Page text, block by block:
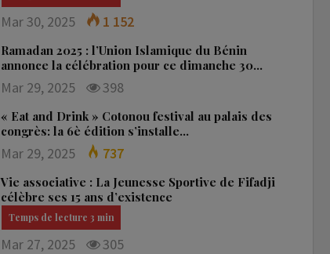
Mar 30, 2025 1 152
Ramadan 2025 : l’Union Islamique du Bénin
annonce la célébration pour ce dimanche 30…
Mar 29, 2025 398
« Eat and Drink » Cotonou festival au palais des
congrès: la 6è édition s’installe…
Mar 29, 2025 737
Vie associative : La Jeunesse Sportive de Fifadji
célèbre ses 15 ans d’existence
Mar 27, 2025 305